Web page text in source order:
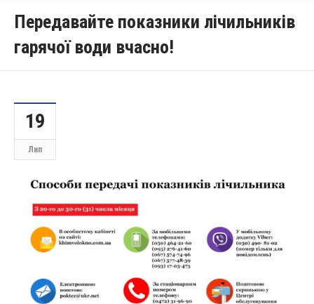
Передавайте показники лічильників
гарячої води вчасно!
19
Лип